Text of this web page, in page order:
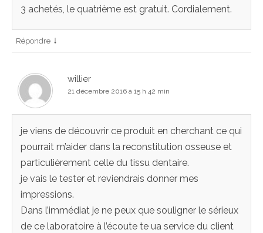
3 achetés, le quatrième est gratuit. Cordialement.
Répondre ↓
willier
21 décembre 2016 à 15 h 42 min
je viens de découvrir ce produit en cherchant ce qui
pourrait m’aider dans la reconstitution osseuse et
particulièrement celle du tissu dentaire.
je vais le tester et reviendrais donner mes
impressions.
Dans l’immédiat je ne peux que souligner le sérieux
de ce laboratoire à l’écoute te ua service du client